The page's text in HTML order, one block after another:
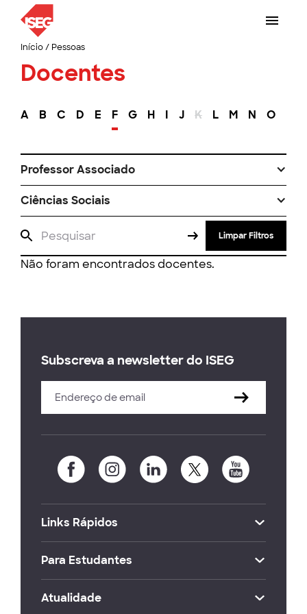
Início/ Pessoas
Docentes
A B C D E F G H I J K L M N O
Professor Associado
Ciências Sociais
Limpar Filtros
Não foram encontrados docentes.
Subscreva a newsletter do ISEG
Links Rápidos
Para Estudantes
Atualidade